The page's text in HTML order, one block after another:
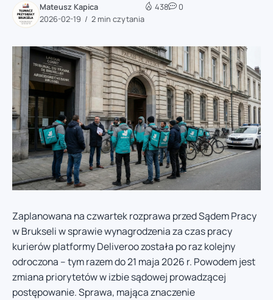
Mateusz Kapica
2026-02-19
2 min czytania
438 0
Zaplanowana na czwartek rozprawa przed Sądem Pracy
w Brukseli w sprawie wynagrodzenia za czas pracy
kurierów platformy Deliveroo została po raz kolejny
odroczona – tym razem do 21 maja 2026 r. Powodem jest
zmiana priorytetów w izbie sądowej prowadzącej
postępowanie. Sprawa, mająca znaczenie